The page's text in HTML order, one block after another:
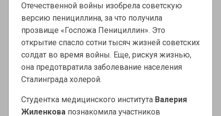
Отечественной войны изобрела советскую
версию пенициллина, за что получила
прозвище «Госпожа Пенициллин». Это
открытие спасло сотни тысяч жизней советских
солдат во время войны. Еще, рискуя жизнью,
она предотвратила заболевание населения
Сталинграда холерой.
Студентка медицинского института Валерия
Жиленковапознакомила участников